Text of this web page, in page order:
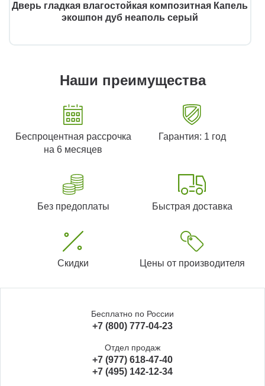
Дверь гладкая влагостойкая композитная Капель
экошпон дуб неаполь серый
Наши преимущества
Беспроцентная рассрочка
на 6 месяцев
Гарантия: 1 год
Без предоплаты Быстрая доставка
Скидки Цены от производителя
Бесплатно по России
+7 (800) 777-04-23
Отдел продаж
+7 (977) 618-47-40
+7 (495) 142-12-34